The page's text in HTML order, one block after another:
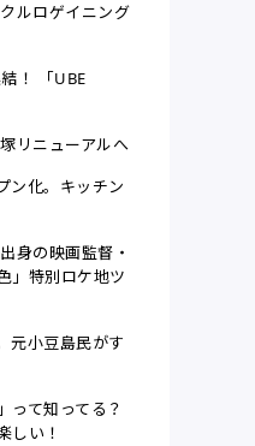
ルロゲイニング
！ 「UBE
リニューアルへ
ン化。キッチン
身の映画監督・
」特別ロケ地ツ
元小豆島民がす
って知ってる？
しい！